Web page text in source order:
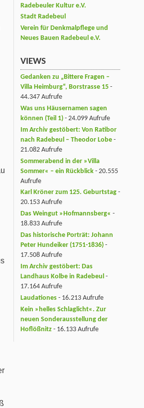
Radebeuler Kultur e.V.
Stadt Radebeul
Verein für Denkmalpflege und
Neues Bauen Radebeul e.V.
VIEWS
Gedanken zu „Bittere Fragen –
Villa Heimburg“, Borstrasse 15 -
44.347 Aufrufe
Was uns Häusernamen sagen
können (Teil 1) - 24.099 Aufrufe
Im Archiv gestöbert: Von Ratibor
nach Radebeul – Theodor Lobe -
21.082 Aufrufe
Sommerabend in der »Villa
Sommer« – ein Rückblick - 20.555
Aufrufe
Karl Kröner zum 125. Geburtstag -
20.153 Aufrufe
Das Weingut »Hofmannsberg« -
18.833 Aufrufe
Das historische Porträt: Johann
Peter Hundeiker (1751-1836) -
17.508 Aufrufe
Im Archiv gestöbert: Das
Landhaus Kolbe in Radebeul -
17.164 Aufrufe
Laudationes - 16.213 Aufrufe
Kein »helles Schlaglicht«. Zur
neuen Sonderausstellung der
Hoflößnitz - 16.133 Aufrufe